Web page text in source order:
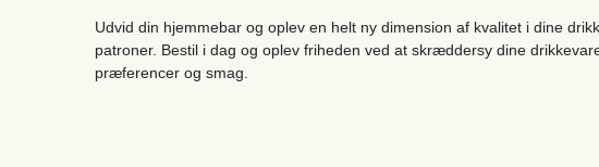
Udvid din hjemmebar og oplev en helt ny dimension af kvalitet i dine
patroner. Bestil i dag og oplev friheden ved at skræddersy dine
præferencer og smag.